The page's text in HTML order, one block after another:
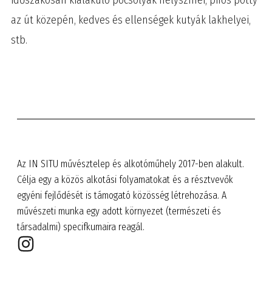
az út közepén, kedves és ellenségek kutyák lakhelyei,
stb.
Az IN SITU művésztelep és alkotóműhely 2017-ben alakult.
Célja egy a közös alkotási folyamatokat és a résztvevők
egyéni fejlődését is támogató közösség létrehozása. A
művészeti munka egy adott környezet (természeti és
társadalmi) specifkumaira reagál.